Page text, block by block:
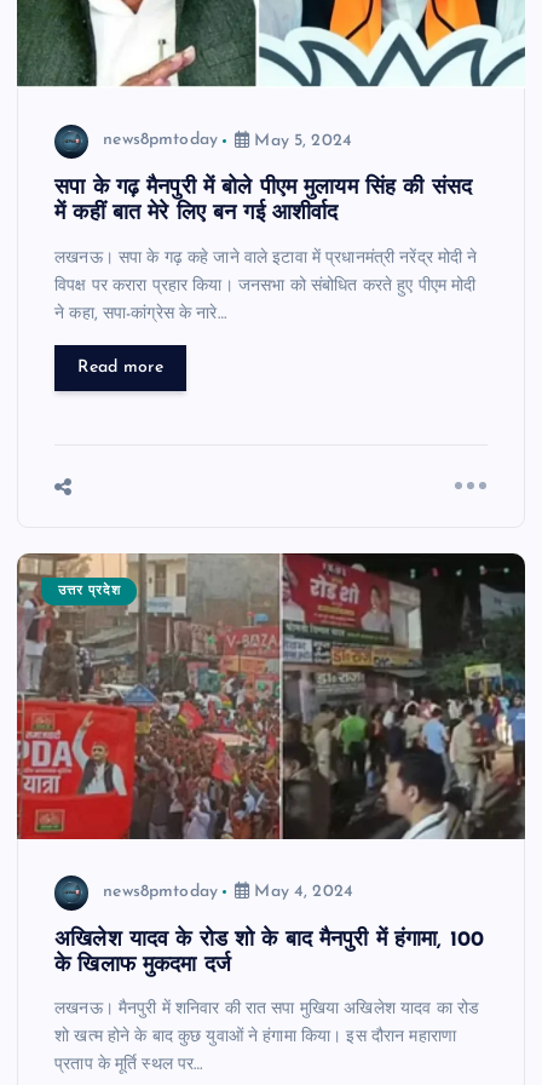
news8pmtoday May 5, 2024
सपा के गढ़ मैनपुरी में बोले पीएम मुलायम सिंह की संसद
में कहीं बात मेरे लिए बन गई आशीर्वाद
लखनऊ। सपा के गढ़ कहे जाने वाले इटावा में प्रधानमंत्री नरेंद्र मोदी ने
विपक्ष पर करारा प्रहार किया। जनसभा को संबोधित करते हुए पीएम मोदी
ने कहा, सपा-कांग्रेस के नारे…
Read more
उत्तर प्रदेश
news8pmtoday May 4, 2024
अखिलेश यादव के रोड शो के बाद मैनपुरी में हंगामा, 100
के खिलाफ मुकदमा दर्ज
लखनऊ। मैनपुरी में शनिवार की रात सपा मुखिया अखिलेश यादव का रोड
शो खत्म होने के बाद कुछ युवाओं ने हंगामा किया। इस दौरान महाराणा
प्रताप के मूर्ति स्थल पर…